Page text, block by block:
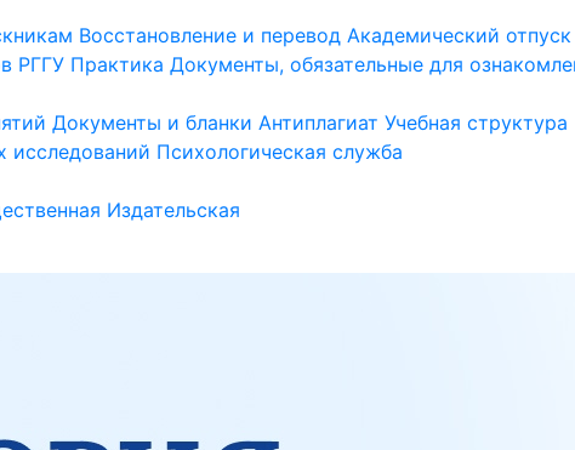
Восстановление и перевод Академический отпуск
РГГУ Практика Документы, обязательные для
Документы и бланки Антиплагиат Учебная структура
исследований Психологическая служба
Издательская